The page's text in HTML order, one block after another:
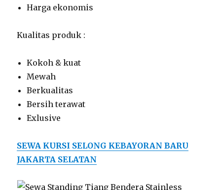
Harga ekonomis
Kualitas produk :
Kokoh & kuat
Mewah
Berkualitas
Bersih terawat
Exlusive
SEWA KURSI SELONG KEBAYORAN BARU
JAKARTA SELATAN